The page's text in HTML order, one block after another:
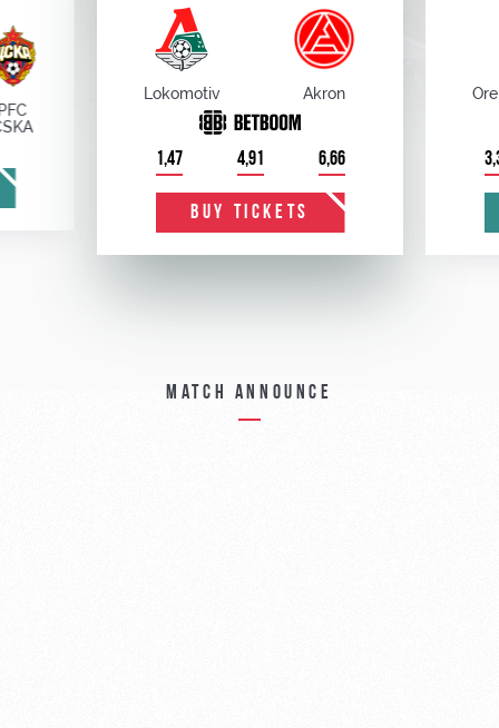
Lokomotiv Akron
1,47 4,91 6,66
BUY TICKETS
Match announce